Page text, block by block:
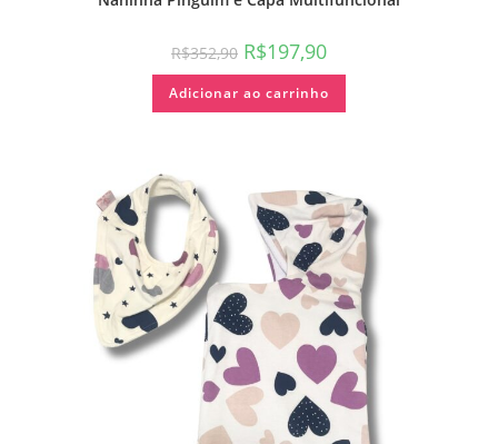
R$352,90 R$197,90
Adicionar ao carrinho